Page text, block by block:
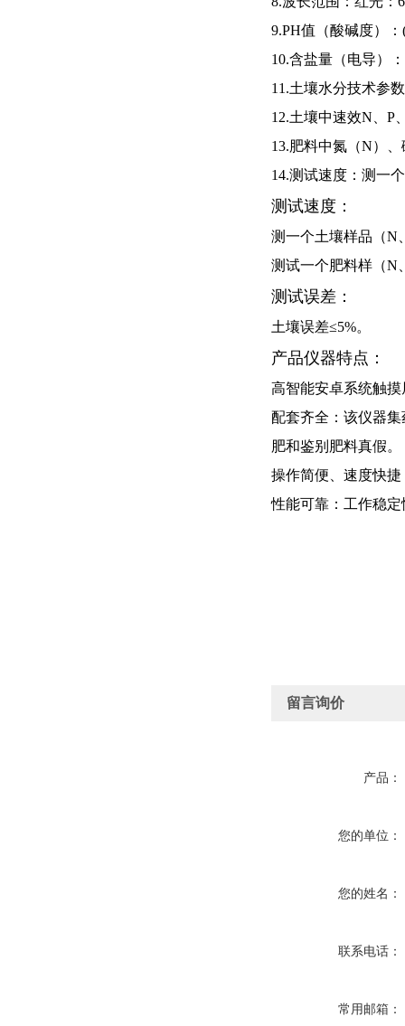
9.PH值（酸碱度）：
10.含盐量（电导）：
11.土壤水分技术参
12.土壤中速效N P
13.肥料中氮（N）
14.测试速度：测一
测试速度：
测一个土壤样品（N
测试一个肥料样（N
测试误差：
土壤误差≤5%。
产品仪器特点：
高智能安卓系统触
配套齐全：该仪器
肥和鉴别肥料真假。
操作简便、速度快
性能可靠：工作稳
留言询价
产品：
您的单位：
您的姓名：
联系电话：
常用邮箱：